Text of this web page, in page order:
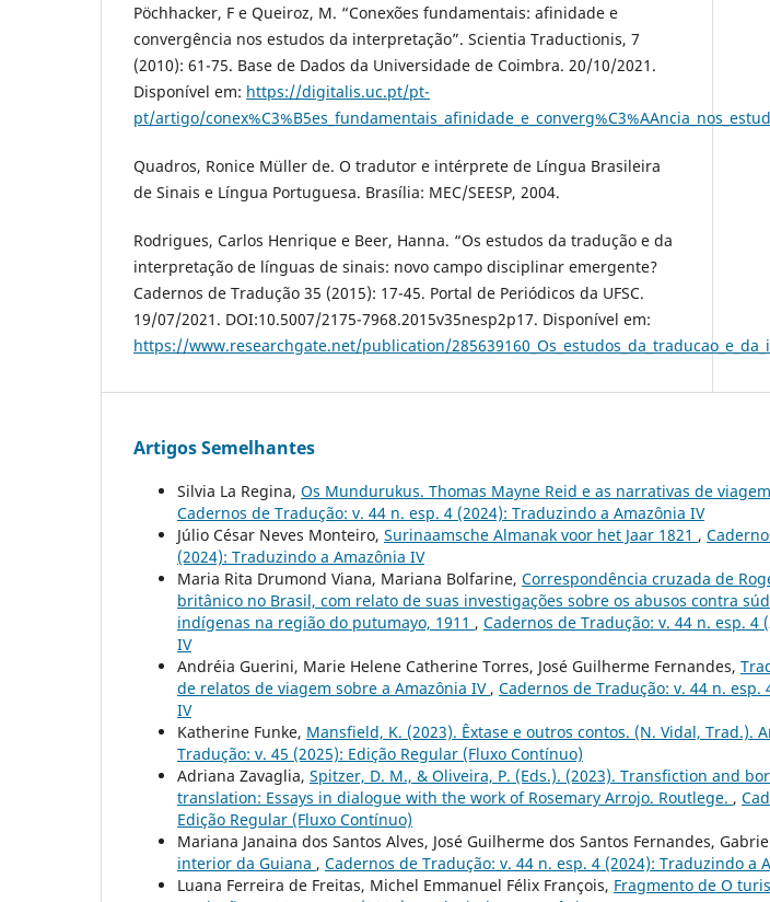
Pöchhacker, F e Queiroz, M. “Conexões fundamentais: afinidade e
convergência nos estudos da interpretação”. Scientia Traductionis, 7
(2010): 61-75. Base de Dados da Universidade de Coimbra. 20/10/2021.
Disponível em: https://digitalis.uc.pt/pt-
pt/artigo/
Quadros, Ronice Müller de. O tradutor e intérprete de Língua Brasileira
de Sinais e Língua Portuguesa. Brasília: MEC/SEESP, 2004.
Rodrigues, Carlos Henrique e Beer, Hanna. “Os estudos da tradução e da
interpretação de línguas de sinais: novo campo disciplinar emergente?
Cadernos de Tradução 35 (2015): 17-45. Portal de Periódicos da UFSC.
19/07/2021. DOI:10.5007/2175-7968.2015v35nesp2p17. Disponível em:
https://www.researchgate.net/publication/
Artigos Semelhantes
Silvia La Regina, Os Mundurukus. Thomas Mayne Reid e as narrativas de
Cadernos de Tradução: v. 44 n. esp. 4 (2024): Traduzindo a Amazônia IV
Júlio César Neves Monteiro, Surinaamsche Almanak voor het Jaar 1821 ,
(2024): Traduzindo a Amazônia IV
Maria Rita Drumond Viana, Mariana Bolfarine, Correspondência cruzada de
britânico no Brasil, com relato de suas investigações sobre os abusos contra
indígenas na região do putumayo, 1911 , Cadernos de Tradução: v. 44 n. esp. 4
IV
Andréia Guerini, Marie Helene Catherine Torres, José Guilherme Fernandes,
de relatos de viagem sobre a Amazônia IV , Cadernos de Tradução: v. 44 n.
IV
Katherine Funke, Mansfield, K. (2023). Êxtase e outros contos. (N. Vidal, Trad.).
Tradução: v. 45 (2025): Edição Regular (Fluxo Contínuo)
Adriana Zavaglia, Spitzer, D. M., & Oliveira, P. (Eds.). (2023). Transfiction and
translation: Essays in dialogue with the work of Rosemary Arrojo. Routlege. ,
Edição Regular (Fluxo Contínuo)
Mariana Janaina dos Santos Alves, José Guilherme dos Santos Fernandes,
interior da Guiana , Cadernos de Tradução: v. 44 n. esp. 4 (2024): Traduzindo a
Luana Ferreira de Freitas, Michel Emmanuel Félix François, Fragmento de O